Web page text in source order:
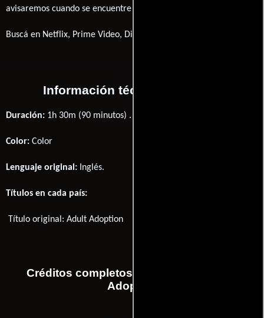
avisaremos cuando se encuentre disponible
Buscá en Netflix, Prime Video, Disney+
Información técnica y general
Duración: 1h 30m (90 minutos) .
Color: Color
Lenguaje original: Inglés.
Títulos en cada país:
Título original:Adult Adoption
Créditos completos de la película Adult
Adoption